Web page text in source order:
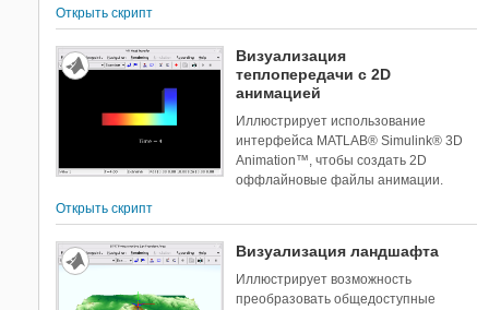
Открыть скрипт
Визуализация
теплопередачи с 2D
анимацией
Иллюстрирует использование
интерфейса MATLAB® Simulink® 3D
Animation™, чтобы создать 2D
оффлайновые файлы анимации.
Открыть скрипт
Визуализация ландшафта
Иллюстрирует возможность
преобразовать общедоступные